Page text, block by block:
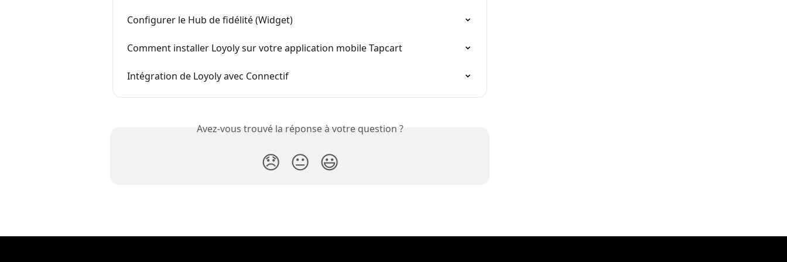
Configurer le Hub de fidélité (Widget)
Comment installer Loyoly sur votre application mobile Tapcart
Intégration de Loyoly avec Connectif
Avez-vous trouvé la réponse à votre question ?
😞 😐 😃